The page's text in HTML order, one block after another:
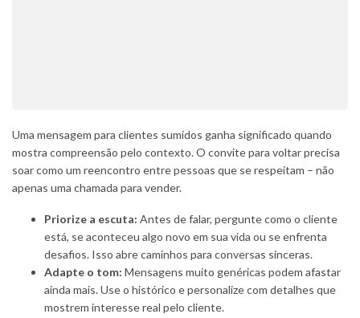
Uma mensagem para clientes sumidos ganha significado quando
mostra compreensão pelo contexto. O convite para voltar precisa
soar como um reencontro entre pessoas que se respeitam – não
apenas uma chamada para vender.
Priorize a escuta: Antes de falar, pergunte como o cliente
está, se aconteceu algo novo em sua vida ou se enfrenta
desafios. Isso abre caminhos para conversas sinceras.
Adapte o tom: Mensagens muito genéricas podem afastar
ainda mais. Use o histórico e personalize com detalhes que
mostrem interesse real pelo cliente.